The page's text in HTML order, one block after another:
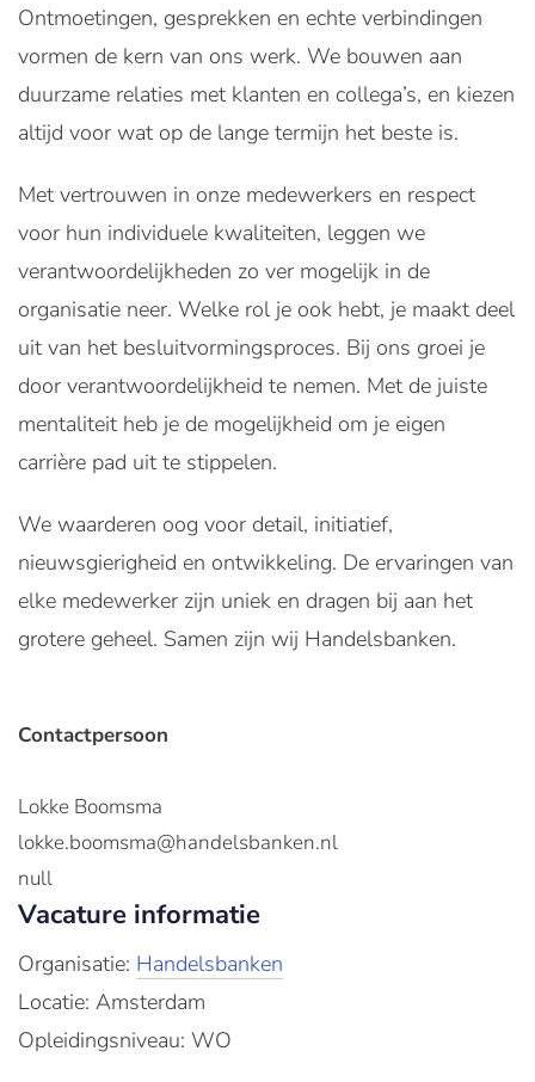
Ontmoetingen, gesprekken en echte verbindingen
vormen de kern van ons werk. We bouwen aan
duurzame relaties met klanten en collega’s, en kiezen
altijd voor wat op de lange termijn het beste is.
Met vertrouwen in onze medewerkers en respect
voor hun individuele kwaliteiten, leggen we
verantwoordelijkheden zo ver mogelijk in de
organisatie neer. Welke rol je ook hebt, je maakt deel
uit van het besluitvormingsproces. Bij ons groei je
door verantwoordelijkheid te nemen. Met de juiste
mentaliteit heb je de mogelijkheid om je eigen
carrière pad uit te stippelen.
We waarderen oog voor detail, initiatief,
nieuwsgierigheid en ontwikkeling. De ervaringen van
elke medewerker zijn uniek en dragen bij aan het
grotere geheel. Samen zijn wij Handelsbanken.
Contactpersoon
Lokke Boomsma
lokke.boomsma@handelsbanken.nl
null
Vacature informatie
Organisatie: Handelsbanken
Locatie: Amsterdam
Opleidingsniveau: WO